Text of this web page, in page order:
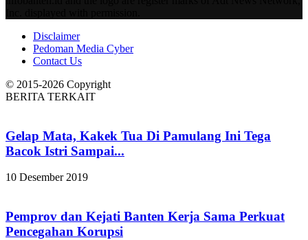
Disclaimer
Pedoman Media Cyber
Contact Us
© 2015-2026 Copyright
BERITA TERKAIT
Gelap Mata, Kakek Tua Di Pamulang Ini Tega
Bacok Istri Sampai...
10 Desember 2019
Pemprov dan Kejati Banten Kerja Sama Perkuat
Pencegahan Korupsi